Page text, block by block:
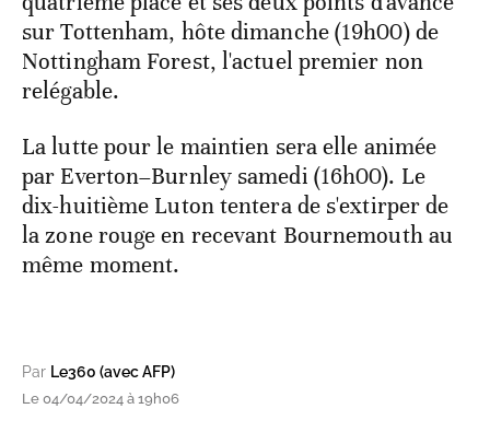
sur Tottenham, hôte dimanche (19h00) de
Nottingham Forest, l'actuel premier non
relégable.
La lutte pour le maintien sera elle animée
par Everton–Burnley samedi (16h00). Le
dix-huitième Luton tentera de s'extirper de
la zone rouge en recevant Bournemouth au
même moment.
Par Le360 (avec AFP)
Le 04/04/2024 à 19h06